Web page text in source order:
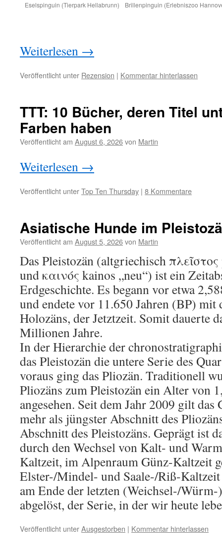
Eselspinguin (Tierpark Hellabrunn) Brillenpinguin (Erlebniszoo
Weiterlesen →
Veröffentlicht unter Rezension | Kommentar hinterlassen
TTT: 10 Bücher, deren Titel
Farben haben
Veröffentlicht am August 6, 2026von Martin
Weiterlesen →
Veröffentlicht unterTop Ten Thursday | 8 Kommentare
Asiatische Hunde im
Veröffentlicht am August 5, 2026von Martin
Das Pleistozän (altgriechisch
und καινός kainos „neu“) ist ein
Erdgeschichte. Es begann vor etwa
und endete vor 11.650 Jahren (BP) mit
Holozäns, der Jetztzeit. Somit dauerte
Millionen Jahre.
In der Hierarchie der
das Pleistozän die untere Serie des
voraus ging das Pliozän. Traditionell
Pliozäns zum Pleistozän ein Alter von
angesehen. Seit dem Jahr 2009 gilt
mehr als jüngster Abschnitt des
Abschnitt des Pleistozäns. Geprägt ist
durch den Wechsel von Kalt- und
Kaltzeit, im Alpenraum Günz-Kaltzeit
Elster-/Mindel- und Saale-/Riß-
am Ende der letzten (Weichsel-/
abgelöst, der Serie, in der wir heute
Veröffentlicht unterAusgestorben | Kommentar hinterlassen